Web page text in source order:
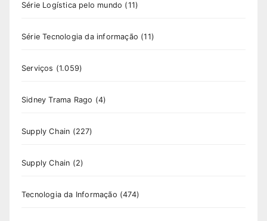
Série Logística pelo mundo (11)
Série Tecnologia da informação (11)
Serviços (1.059)
Sidney Trama Rago (4)
Supply Chain (227)
Supply Chain (2)
Tecnologia da Informação (474)